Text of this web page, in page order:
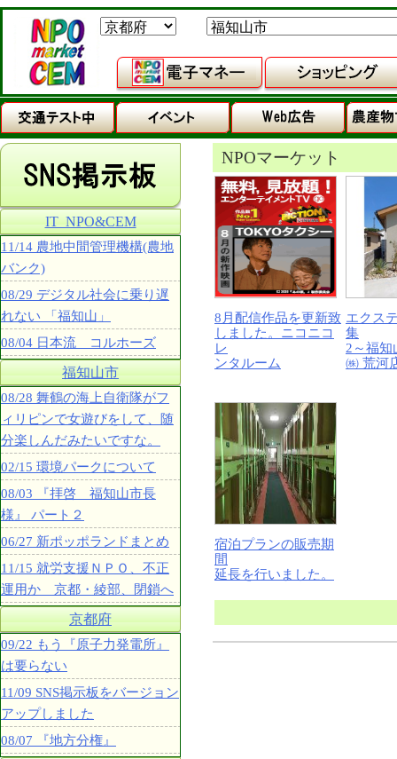
NPOマーケット
8月配信作品を更新致
しました。ニコニコ
レ
ンタルーム
エクス
集
2～福知
㈱ 荒河
宿泊プランの販売期
間
延長を行いました。
IT_NPO&CEM
11/14 農地中間管理機構(農地
バンク)
08/29 デジタル社会に乗り遅
れない 「福知山」
08/04 日本流 コルホーズ
福知山市
08/28 舞鶴の海上自衛隊がフ
ィリピンで女遊びをして、随
分楽しんだみたいですな。
02/15 環境パークについて
08/03 『拝啓 福知山市長
様』 パート２
06/27 新ポッポランドまとめ
11/15 就労支援ＮＰＯ、不正
運用か 京都・綾部、閉鎖へ
京都府
09/22 もう『原子力発電所』
は要らない
11/09 SNS掲示板をバージョン
アップしました
08/07 『地方分権』